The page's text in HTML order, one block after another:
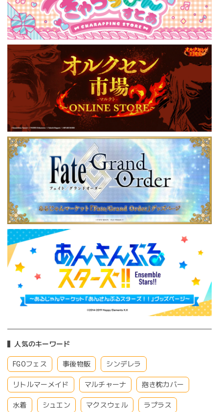
人気のキーワード
FGOフェス 事後物販 シンデレラ
リトルマーメイド マルチャーナ 抱き枕カバー
水着 シュエン マクスウェル ラプラス